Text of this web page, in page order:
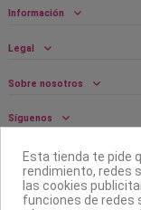
Información
Legal
Sobre nosotros
Síguenos
Boletín
Esta tienda te pide
rendimiento, redes
las cookies
funciones de redes